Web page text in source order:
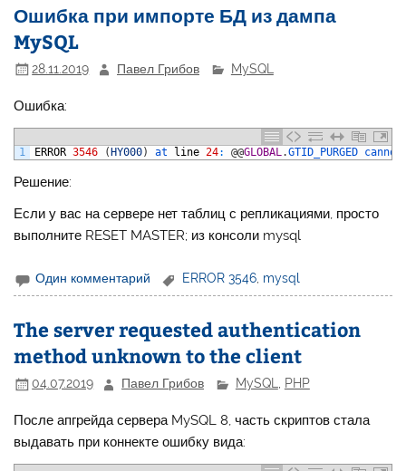
Ошибка при импорте БД из дампа
MySQL
28.11.2019 Павел Грибов MySQL
Ошибка:
1 ERROR 3546 ( HY000) at line 24: @@GLOBAL.GTID_PURGED
Решение:
Если у вас на сервере нет таблиц с репликациями, просто
выполните RESET MASTER; из консоли mysql
Один комментарий ERROR 3546, mysql
The server requested authentication
method unknown to the client
04.07.2019 Павел Грибов MySQL, PHP
После апгрейда сервера MySQL 8, часть скриптов стала
выдавать при коннекте ошибку вида: